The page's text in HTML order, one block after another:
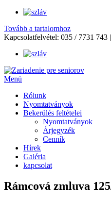
Tovább a tartalomhoz
Kapcsolatfelvétel: 035 / 7731 743 |
Menü
Rólunk
Nyomtatványok
Bekerülés feltételei
Nyomtatványok
Árjegyzék
Cenník
Hírek
Galéria
kapcsolat
Rámcová zmluva